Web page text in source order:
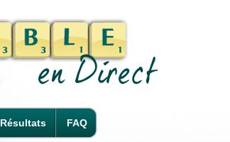
Résultats FAQ